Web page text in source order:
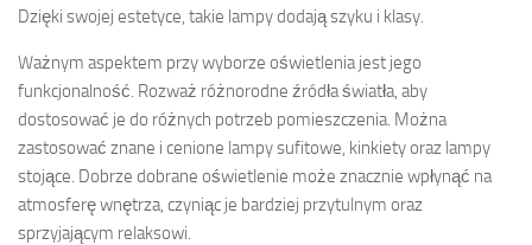
Dzięki swojej estetyce, takie lampy dodają szyku i klasy.
Ważnym aspektem przy wyborze oświetlenia jest jego
funkcjonalność. Rozważ różnorodne źródła światła, aby
dostosować je do różnych potrzeb pomieszczenia. Można
zastosować znane i cenione lampy sufitowe, kinkiety oraz lampy
stojące. Dobrze dobrane oświetlenie może znacznie wpłynąć na
atmosferę wnętrza, czyniąc je bardziej przytulnym oraz
sprzyjającym relaksowi.